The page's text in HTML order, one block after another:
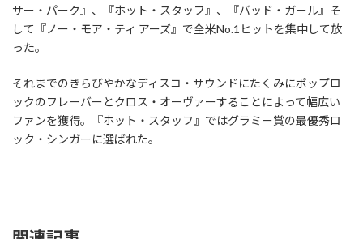
サー・パーク』、『ホット・スタッフ』、『バッド・ガール』そ
して『ノー・モア・ティ アーズ』で全米No.1ヒットを集中して放
った。
それまでのきらびやかなディスコ・サウンドにたくみにポップロ
ックのフレーバーとクロス・オーヴァーすることによって幅広い
ファンを獲得。『ホット・スタッフ』ではグラミー賞の最優秀ロ
ック・シンガーに選ばれた。